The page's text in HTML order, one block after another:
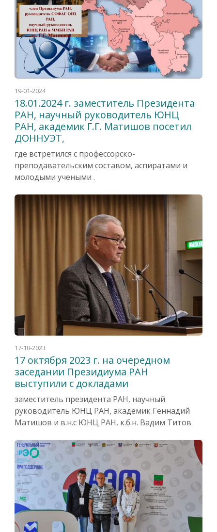
19-01-2024
18.01.2024 г. заместитель Президента
РАН, научный руководитель ЮНЦ
РАН, академик Г.Г. Матишов посетил
ДОННУЭТ,
где встретился с профессорско-
преподавательским составом, аспиратами и
молодыми учеными .
17-10-2023
17 октября 2023 г. на очередном
заседании Президиума РАН
выступили с докладами
заместитель президента РАН, научный
руководитель ЮНЦ РАН, академик Геннадий
Матишов и в.н.с ЮНЦ РАН, к.б.н. Вадим Титов